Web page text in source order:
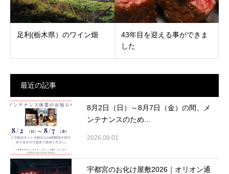
足利(栃木県）のワイン畑
43年目を迎える事ができま
した
最近の記事
8月2日（日）～8月7日（金）の間、メ
ンテナンスのため...
2026.08.01
宇都宮のお化け屋敷2026｜オリオン通